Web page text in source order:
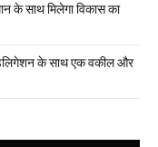
के साथ मिलेगा विकास का
डेलिगेशन के साथ एक वकील और